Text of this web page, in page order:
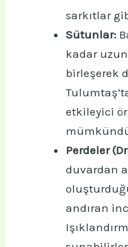
sarkıtlar
Sütunlar:
kadar
birleşerek
etkileyici
Perdeler
duvardan
andıran